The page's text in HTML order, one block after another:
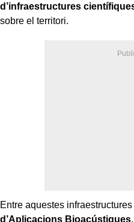
d’infraestructures
sobre el territori.
Entre aquestes infraestructures
d’Aplicacions Bioacústiques